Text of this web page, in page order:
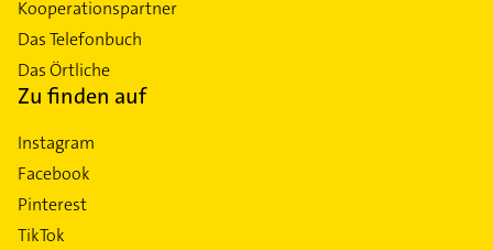
Kooperationspartner
Das Telefonbuch
Das Örtliche
Zu finden auf
Instagram
Facebook
Pinterest
TikTok